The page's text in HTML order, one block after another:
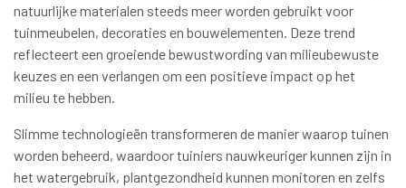
natuurlijke materialen steeds meer worden gebruikt voor
tuinmeubelen, decoraties en bouwelementen. Deze trend
reflecteert een groeiende bewustwording van milieubewuste
keuzes en een verlangen om een positieve impact op het
milieu te hebben.
Slimme technologieën transformeren de manier waarop tuinen
worden beheerd, waardoor tuiniers nauwkeuriger kunnen zijn in
het watergebruik, plantgezondheid kunnen monitoren en zelfs